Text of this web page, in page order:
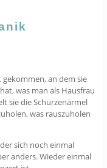
an dem sie
was man als Hausfrau
sie die Schürzenärmel
was rauszuholen
sich noch einmal
anders. Wieder einmal